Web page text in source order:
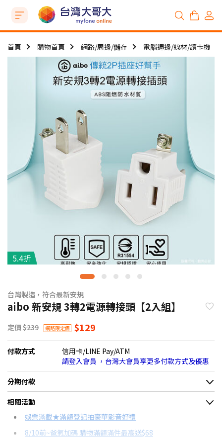
首頁 購物首頁 網路/周邊/儲存 電腦週邊/線材/讀卡機
5.4折
台灣製造，符合最新安規
aibo 新安規 3轉2電源轉接頭【2入組】
定價 $239 網路限定價 $129
付款方式
信用卡/LINE Pay/ATM
請登入會員 ，台灣大會員享更多付款方式及優惠
分期付款
＊實際可分期數、適用利率，請以購物車顯示為主
信用卡分期
分期數 每期金額 配合銀行/業者
相關活動
娛樂滿載★滿額登記抽豪華影音好禮
8/10前~爸氣加碼 購物滿額滿件最高送$68